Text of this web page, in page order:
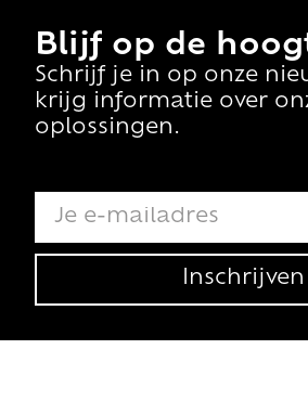
Blijf op de
Schrijf je in op onze
krijg informatie over
oplossingen.
Inschrijven